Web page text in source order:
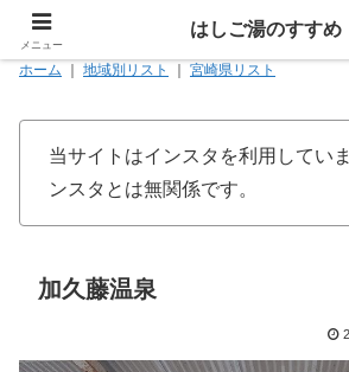
ホーム 地域別リスト 宮崎県リスト
当サイトはインスタを利用してい
ンスタとは無関係です。
加久藤温泉
メニュー
はしご湯のすすめ